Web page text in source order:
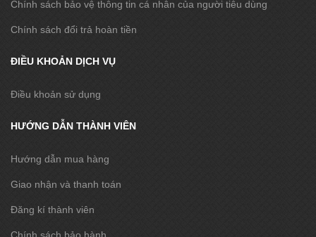
Chính sách bảo vệ thông tin cá nhân của người tiêu dùng
Chính sách đổi trả hoàn tiền
ĐIỀU KHOẢN DỊCH VỤ
Điều khoản sử dụng
HƯỚNG DẪN THÀNH VIÊN
Hướng dẫn mua hàng
Giao nhận và thanh toán
Đăng kí thành viên
Chính sách bảo hành